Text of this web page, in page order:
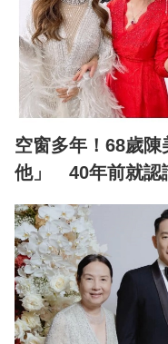
空窗多年！68歲陳
他」 40年前就認